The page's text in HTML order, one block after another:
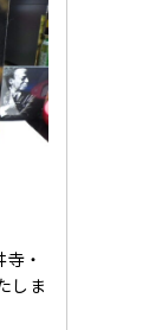
・
しま